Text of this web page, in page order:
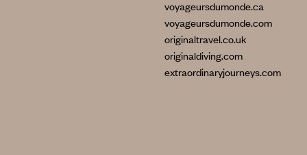
voyageursdumonde.ca
voyageursdumonde.com
originaltravel.co.uk
originaldiving.com
extraordinaryjourneys.com